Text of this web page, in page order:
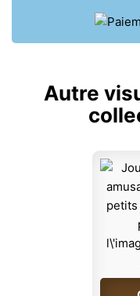
Autre